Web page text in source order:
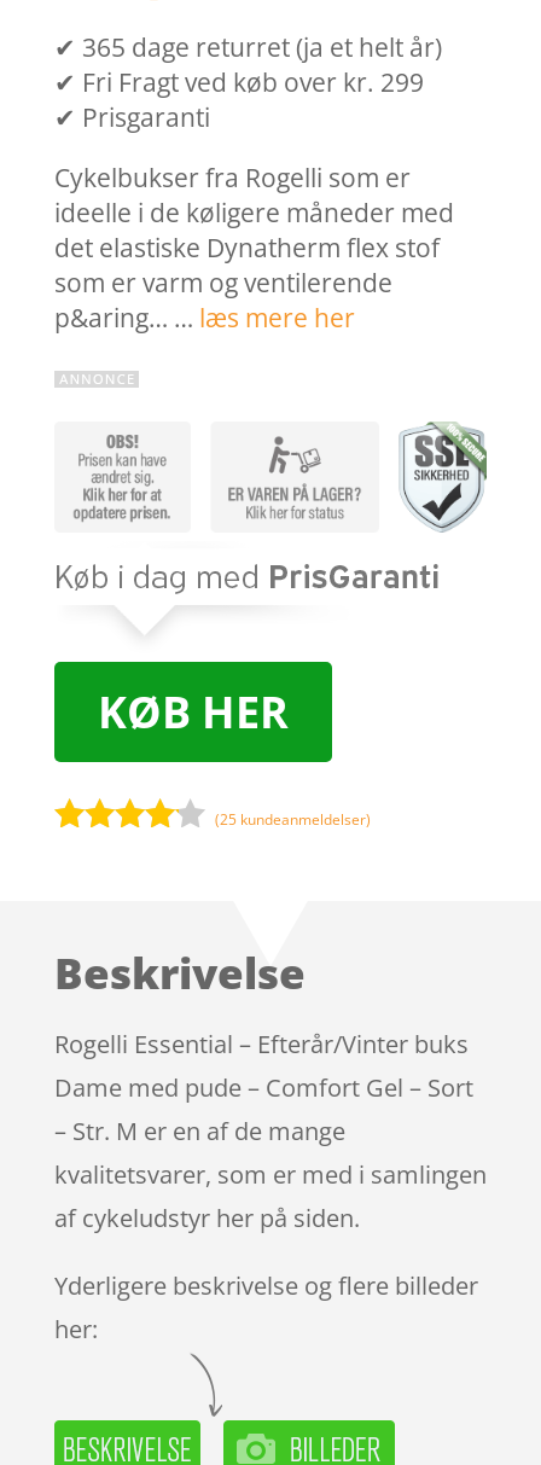
✔ 365 dage returret (ja et helt år)
✔ Fri Fragt ved køb over kr. 299
✔ Prisgaranti
Cykelbukser fra Rogelli som er
ideelle i de køligere måneder med
det elastiske Dynatherm flex stof
som er varm og ventilerende
p&aring… … læs mere her
KØB HER
på
ømmels
er
(25 kundeanmeldelser)
Beskrivelse
Rogelli Essential – Efterår/Vinter buks
Dame med pude – Comfort Gel – Sort
– Str. M er en af de mange
kvalitetsvarer, som er med i samlingen
af cykeludstyr her på siden.
Yderligere beskrivelse og flere billeder
her: